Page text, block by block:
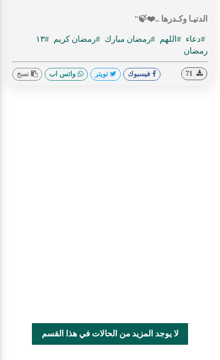
الدنيـا وكـدرها ..❤️🍃"
#دعاء #اللهم #رمضان مبارك #رمضان كريم
#١٣
رمضان
فيسبوك تويتر واتس اب نسخ
لا يوجد المزيد من الحالات في هذا القسم